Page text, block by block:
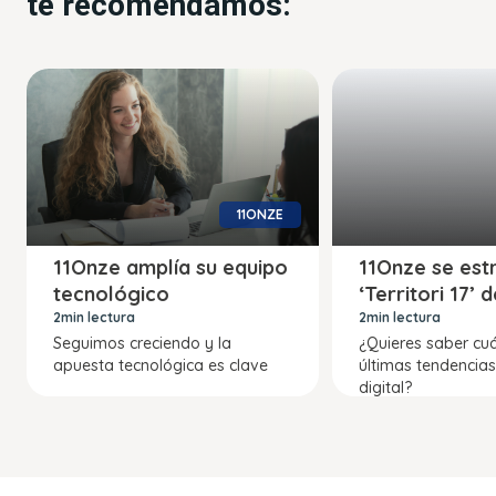
11ONZE
11Onze amplía su equipo
tecnológico
2min lectura
Seguimos creciendo y la
apuesta tecnológica es clave
11Onze se
‘Territori 17’
2min lectura
¿Quieres saber
últimas
digital?